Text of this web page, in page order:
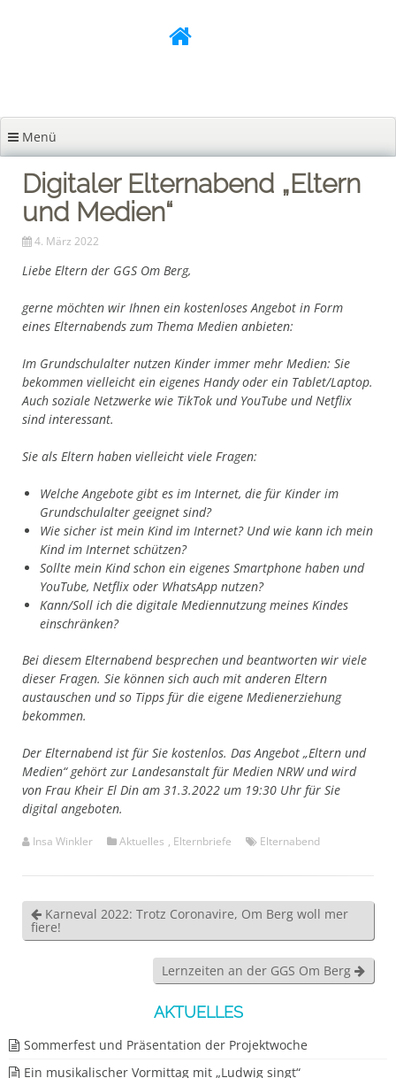
Menü
Digitaler Elternabend „Eltern
und Medien“
4. März 2022
Liebe Eltern der GGS Om Berg,
gerne möchten wir Ihnen ein kostenloses Angebot in Form
eines Elternabends zum Thema Medien anbieten:
Im Grundschulalter nutzen Kinder immer mehr Medien: Sie
bekommen vielleicht ein eigenes Handy oder ein Tablet/Laptop.
Auch soziale Netzwerke wie TikTok und YouTube und Netflix
sind interessant.
Sie als Eltern haben vielleicht viele Fragen:
Welche Angebote gibt es im Internet, die für Kinder im
Grundschulalter geeignet sind?
Wie sicher ist mein Kind im Internet? Und wie kann ich mein
Kind im Internet schützen?
Sollte mein Kind schon ein eigenes Smartphone haben und
YouTube, Netflix oder WhatsApp nutzen?
Kann/Soll ich die digitale Mediennutzung meines Kindes
einschränken?
Bei diesem Elternabend besprechen und beantworten wir viele
dieser Fragen. Sie können sich auch mit anderen Eltern
austauschen und so Tipps für die eigene Medienerziehung
bekommen.
Der Elternabend ist für Sie kostenlos. Das Angebot „Eltern und
Medien“ gehört zur Landesanstalt für Medien NRW und wird
von Frau Kheir El Din am 31.3.2022 um 19:30 Uhr für Sie
digital angeboten.
Insa Winkler Aktuelles , Elternbriefe Elternabend
Karneval 2022: Trotz Coronavire, Om Berg woll mer
fiere!
Lernzeiten an der GGS Om Berg
AKTUELLES
Sommerfest und Präsentation der Projektwoche
Ein musikalischer Vormittag mit „Ludwig singt“